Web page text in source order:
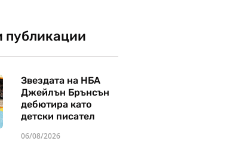
публикации
Звездата на НБА
Джейлън Брънсън
дебютира като
детски писател
06/08/2026